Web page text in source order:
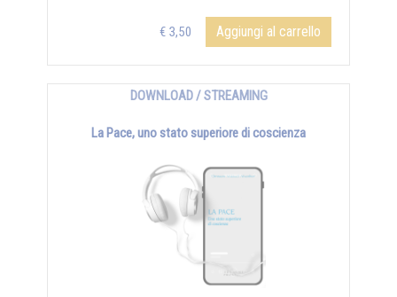
€ 3,50 Aggiungi al carrello
DOWNLOAD / STREAMING
La Pace, uno stato superiore di coscienza